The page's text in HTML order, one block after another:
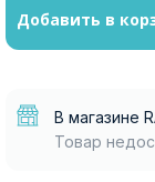
Добавить в
В магазине
Товар